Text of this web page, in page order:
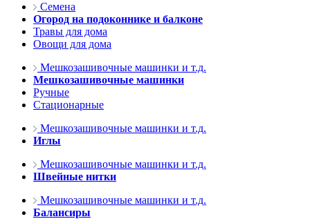
Семена
Огород на подоконнике и балконе
Травы для дома
Овощи для дома
Мешкозашивочные машинки и т.д.
Мешкозашивочные машинки
Ручные
Стационарные
Мешкозашивочные машинки и т.д.
Иглы
Мешкозашивочные машинки и т.д.
Швейные нитки
Мешкозашивочные машинки и т.д.
Балансиры